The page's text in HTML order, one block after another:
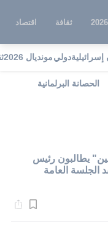
ثقافة اقتصاد
دوليمونديال 2026
الحصانة البرلمانية
يطالبون رئيس
الجلسة العامة